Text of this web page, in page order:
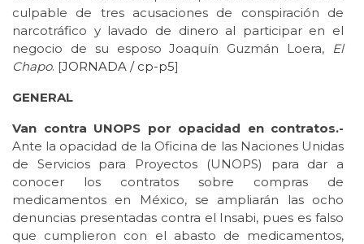
culpable de tres acusaciones de conspiración de
narcotráfico y lavado de dinero al participar en el
negocio de su esposo Joaquín Guzmán Loera,
El
Chapo. [JORNADA / cp-p5]
GENERAL
Van contra UNOPS por opacidad en contratos.-
Ante la opacidad de la Oficina de las Naciones Unidas
de Servicios para Proyectos (UNOPS) para dar a
conocer los contratos sobre compras de
medicamentos en México, se ampliarán las ocho
denuncias presentadas contra el Insabi, pues es falso
que cumplieron con el abasto de medicamentos,